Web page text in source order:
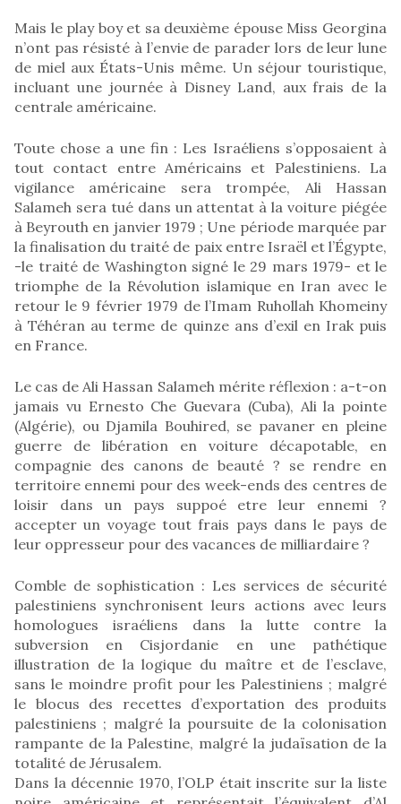
Mais le play boy et sa deuxième épouse Miss Georgina
n’ont pas résisté à l’envie de parader lors de leur lune
de miel aux États-Unis même. Un séjour touristique,
incluant une journée à Disney Land, aux frais de la
centrale américaine.
Toute chose a une fin : Les Israéliens s’opposaient à
tout contact entre Américains et Palestiniens. La
vigilance américaine sera trompée, Ali Hassan
Salameh sera tué dans un attentat à la voiture piégée
à Beyrouth en janvier 1979 ; Une période marquée par
la finalisation du traité de paix entre Israël et l’Égypte,
-le traité de Washington signé le 29 mars 1979- et le
triomphe de la Révolution islamique en Iran avec le
retour le 9 février 1979 de l’Imam Ruhollah Khomeiny
à Téhéran au terme de quinze ans d’exil en Irak puis
en France.
Le cas de Ali Hassan Salameh mérite réflexion : a-t-on
jamais vu Ernesto Che Guevara (Cuba), Ali la pointe
(Algérie), ou Djamila Bouhired, se pavaner en pleine
guerre de libération en voiture décapotable, en
compagnie des canons de beauté ? se rendre en
territoire ennemi pour des week-ends des centres de
loisir dans un pays suppoé etre leur ennemi ?
accepter un voyage tout frais pays dans le pays de
leur oppresseur pour des vacances de milliardaire ?
Comble de sophistication : Les services de sécurité
palestiniens synchronisent leurs actions avec leurs
homologues israéliens dans la lutte contre la
subversion en Cisjordanie en une pathétique
illustration de la logique du maître et de l’esclave,
sans le moindre profit pour les Palestiniens ; malgré
le blocus des recettes d’exportation des produits
palestiniens ; malgré la poursuite de la colonisation
rampante de la Palestine, malgré la judaïsation de la
totalité de Jérusalem.
Dans la décennie 1970, l’OLP était inscrite sur la liste